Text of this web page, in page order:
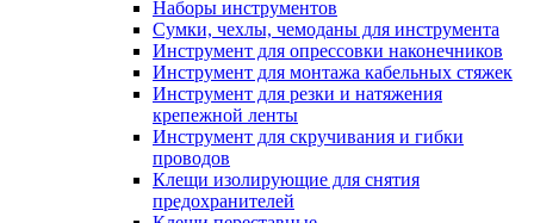
Наборы инструментов
Сумки, чехлы, чемоданы для инструмента
Инструмент для опрессовки наконечников
Инструмент для монтажа кабельных стяжек
Инструмент для резки и натяжения
крепежной ленты
Инструмент для скручивания и гибки
проводов
Клещи изолирующие для снятия
предохранителей